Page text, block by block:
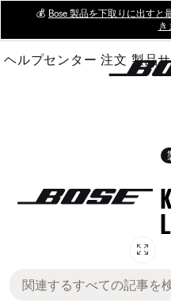
Main
💰 Bose 製品を下取りに出す
き
ヘルプセンター 注文 製品